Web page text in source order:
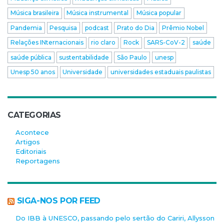
Música brasileira
Música instrumental
Música popular
Pandemia
Pesquisa podcast Prato do Dia
Prêmio Nobel
Relações INternacionais
rio claro Rock SARS-CoV-2
saúde
saúde pública
sustentabilidade São Paulo
unesp
Unesp 50 anos
Universidade universidades estaduais paulistas
CATEGORIAS
Acontece
Artigos
Editoriais
Reportagens
SIGA-NOS POR FEED
Do IBB à UNESCO, passando pelo sertão do Cariri, Allysson